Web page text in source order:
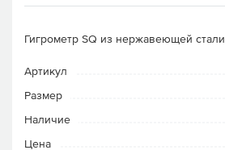
Гигрометр SQ из нержавеющей стали
Артикул
Размер
Наличие
Цена